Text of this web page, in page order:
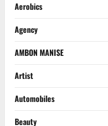
Aerobics
Agency
AMBON MANISE
Artist
Automobiles
Beauty